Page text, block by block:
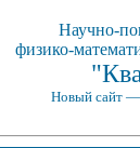
Научно-
физико-
Новый сайт —